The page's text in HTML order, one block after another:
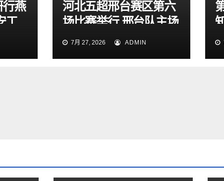
行燕
工
究
河北五超邢台赛区第六
场比赛举行 邢台队主场
15:1大胜雄安新区队
7月 27, 2026 ADMIN